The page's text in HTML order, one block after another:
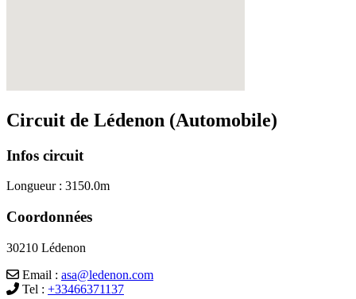
Circuit de Lédenon (Automobile)
Infos circuit
Longueur : 3150.0m
Coordonnées
30210 Lédenon
Email : asa@ledenon.com
Tel : +33466371137